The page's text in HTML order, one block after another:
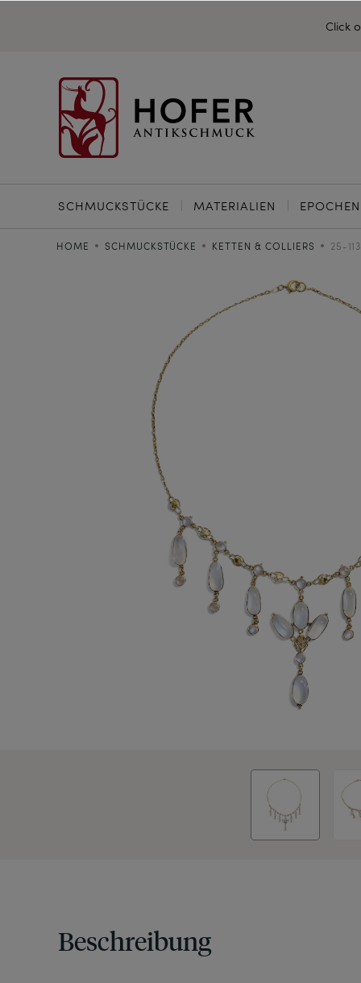
Click
SCHMUCKSTÜCKE MATERIALIEN EPOCHEN
HOME SCHMUCKSTÜCKE KETTEN & COLLIERS 25-
Beschreibung